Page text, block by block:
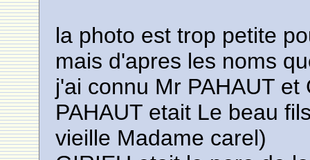
la photo est trop petite
mais d'apres les noms
j'ai connu Mr PAHAUT et
PAHAUT etait Le beau
vieille Madame carel)